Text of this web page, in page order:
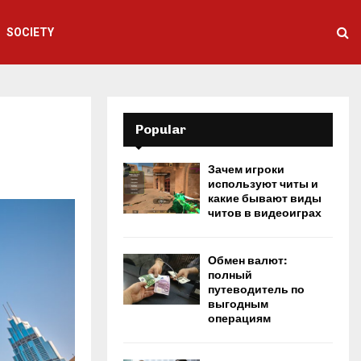
SOCIETY
Popular
Зачем игроки
используют читы и
какие бывают виды
читов в видеоиграх
Обмен валют:
полный
путеводитель по
выгодным
операциям